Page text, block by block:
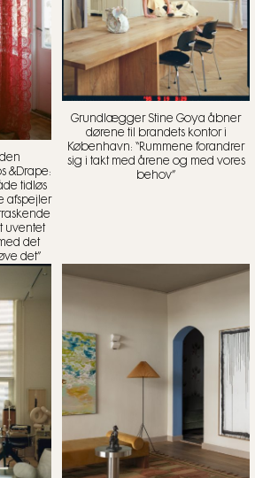
&Drape:
tidløs
afspejler
uventet
det
det”
Grundlægger Stine Goya åbner
dørene til brandets kontor i
København: “Rummene forandrer
sig i takt med årene og med vores
behov”